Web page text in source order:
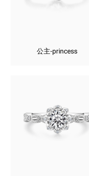
公主-princess